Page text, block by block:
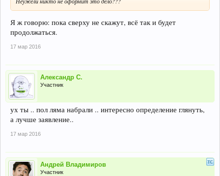
Я ж говорю: пока сверху не скажут, всё так и будет
продолжаться.
17 мар 2016
Александр С.
Участник
ух ты .. пол ляма набрали .. интересно определение глянуть,
а лучше заявление..
17 мар 2016
Андрей Владимиров
Участник